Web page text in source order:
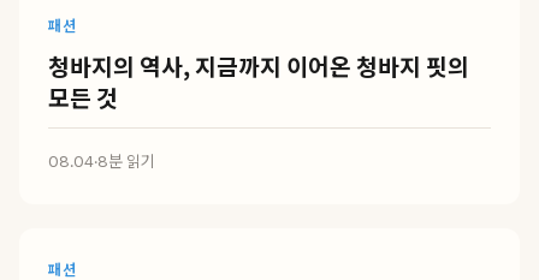
패션
청바지의 역사, 지금까지 이어온 청바지 핏의
모든 것
08.04·8분 읽기
패션